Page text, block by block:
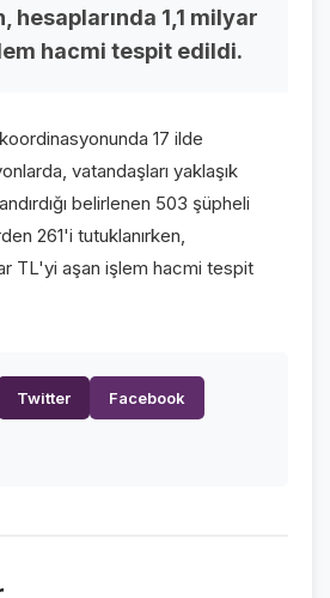
hesaplarında 1,1 milyar
hacmi tespit edildi.
17 ilde
vatandaşları yaklaşık
belirlenen 503 şüpheli
261'i tutuklanırken,
TL'yi aşan işlem hacmi tespit
Twitter Facebook